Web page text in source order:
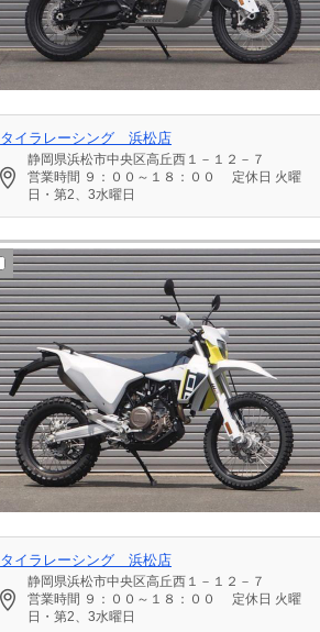
タイラレーシング 浜松店
静岡県浜松市中央区高丘西１－１２－７
営業時間 ９：００～１８：００ 定休日 火曜
日・第2、3水曜日
タイラレーシング 浜松店
静岡県浜松市中央区高丘西１－１２－７
営業時間 ９：００～１８：００ 定休日 火曜
日・第2、3水曜日